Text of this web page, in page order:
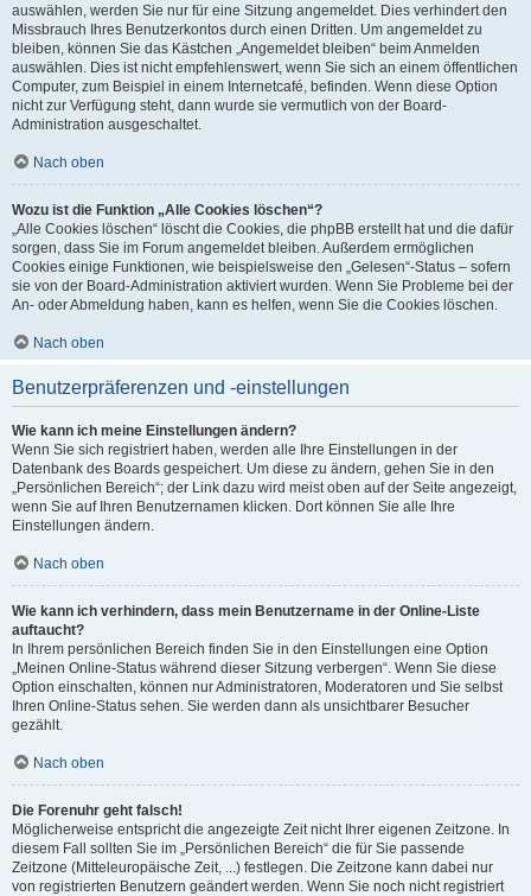
auswählen, werden Sie nur für eine Sitzung angemeldet. Dies verhindert den
Missbrauch Ihres Benutzerkontos durch einen Dritten. Um angemeldet zu
bleiben, können Sie das Kästchen „Angemeldet bleiben“ beim Anmelden
auswählen. Dies ist nicht empfehlenswert, wenn Sie sich an einem öffentlichen
Computer, zum Beispiel in einem Internetcafé, befinden. Wenn diese Option
nicht zur Verfügung steht, dann wurde sie vermutlich von der Board-
Administration ausgeschaltet.
Nach oben
Wozu ist die Funktion „Alle Cookies löschen“?
„Alle Cookies löschen“ löscht die Cookies, die phpBB erstellt hat und die dafür
sorgen, dass Sie im Forum angemeldet bleiben. Außerdem ermöglichen
Cookies einige Funktionen, wie beispielsweise den „Gelesen“-Status – sofern
sie von der Board-Administration aktiviert wurden. Wenn Sie Probleme bei der
An- oder Abmeldung haben, kann es helfen, wenn Sie die Cookies löschen.
Nach oben
Benutzerpräferenzen und -einstellungen
Wie kann ich meine Einstellungen ändern?
Wenn Sie sich registriert haben, werden alle Ihre Einstellungen in der
Datenbank des Boards gespeichert. Um diese zu ändern, gehen Sie in den
„Persönlichen Bereich“; der Link dazu wird meist oben auf der Seite angezeigt,
wenn Sie auf Ihren Benutzernamen klicken. Dort können Sie alle Ihre
Einstellungen ändern.
Nach oben
Wie kann ich verhindern, dass mein Benutzername in der Online-Liste
auftaucht?
In Ihrem persönlichen Bereich finden Sie in den Einstellungen eine Option
„Meinen Online-Status während dieser Sitzung verbergen“. Wenn Sie diese
Option einschalten, können nur Administratoren, Moderatoren und Sie selbst
Ihren Online-Status sehen. Sie werden dann als unsichtbarer Besucher
gezählt.
Nach oben
Die Forenuhr geht falsch!
Möglicherweise entspricht die angezeigte Zeit nicht Ihrer eigenen Zeitzone. In
diesem Fall sollten Sie im „Persönlichen Bereich“ die für Sie passende
Zeitzone (Mitteleuropäische Zeit, ...) festlegen. Die Zeitzone kann dabei nur
von registrierten Benutzern geändert werden. Wenn Sie noch nicht registriert